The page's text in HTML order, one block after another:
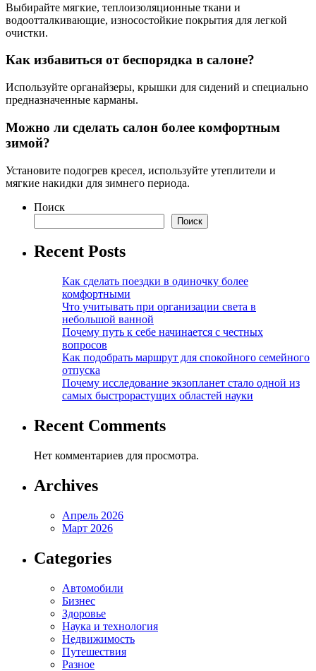
Выбирайте мягкие, теплоизоляционные ткани и
водоотталкивающие, износостойкие покрытия для легкой
очистки.
Как избавиться от беспорядка в салоне?
Используйте органайзеры, крышки для сидений и специально
предназначенные карманы.
Можно ли сделать салон более комфортным
зимой?
Установите подогрев кресел, используйте утеплители и
мягкие накидки для зимнего периода.
Поиск
Поиск
Recent Posts
Как сделать поездки в одиночку более
комфортными
Что учитывать при организации света в
небольшой ванной
Почему путь к себе начинается с честных
вопросов
Как подобрать маршрут для спокойного семейного
отпуска
Почему исследование экзопланет стало одной из
самых быстрорастущих областей науки
Recent Comments
Нет комментариев для просмотра.
Archives
Апрель 2026
Март 2026
Categories
Автомобили
Бизнес
Здоровье
Наука и технология
Недвижимость
Путешествия
Разное